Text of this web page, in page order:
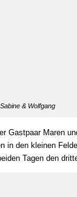
Sabine & Wolfgang
Gastpaar Maren
in den kleinen
Tagen den